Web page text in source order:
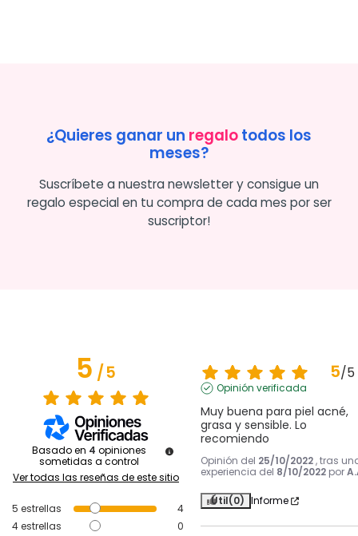
¿Quieres ganar un regalotodos los
meses?
Suscríbete a nuestra newsletter y consigue un
regalo especial en tu compra de cada mes por ser
suscriptor!
5/5
Basado en 4 opiniones
sometidas a control
Ver todas las reseñas de este sitio
5 estrellas
4
4estrellas
0
5/5
Opinión verificada
Muy buena para piel acné,
grasa y sensible. Lo
recomiendo
Opinión del 25/10/2022 , tras
experiencia del 8/10/2022 por
Útil(0) Informe